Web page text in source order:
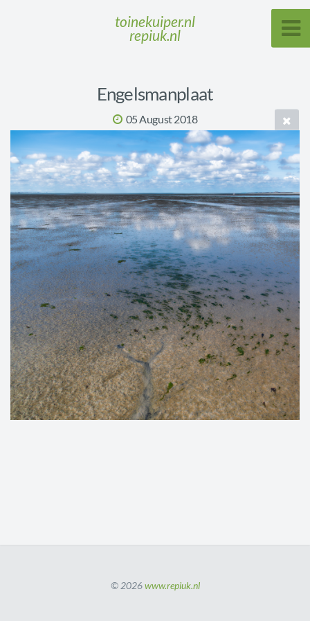
toinekuiper.nl
repiuk.nl
Engelsmanplaat
05 August 2018
© 2026www.repiuk.nl